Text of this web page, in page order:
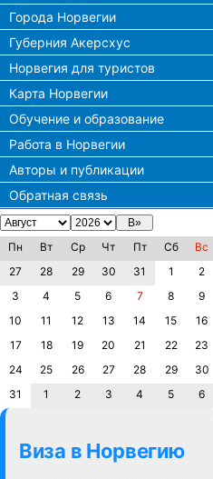
Города Норвегии
Губерния Акерсхус
Норвегия для туристов
Карта Норвегии
Обучение и образование
Работа в Норвегии
Авторы и публикации
Обратная связь
Пн Вт Ср Чт Пт Сб
Вс
27
28 29 30 31 1
2
3
4 5 6 7 8
9
10
11 12 13 14 15
16
17
18 19 20 21 22
23
24
25 26 27 28 29
30
31
1 2 3 4 5 6
Виза в Норвегию